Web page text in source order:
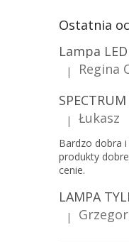
Ostatnia
Ocena
|
Regina
Ocena
| Łukasz
Bardzo dobra
produkty
cenie.
Ocena
|